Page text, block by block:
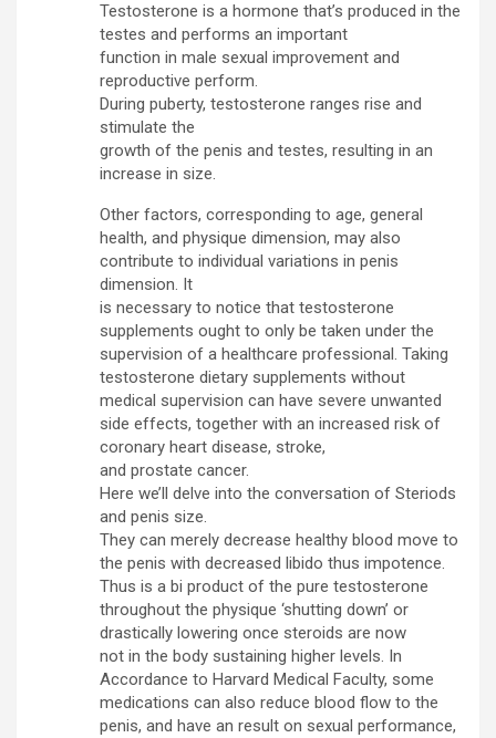
Testosterone is a hormone that’s produced in the
testes and performs an important
function in male sexual improvement and
reproductive perform.
During puberty, testosterone ranges rise and
stimulate the
growth of the penis and testes, resulting in an
increase in size.
Other factors, corresponding to age, general
health, and physique dimension, may also
contribute to individual variations in penis
dimension. It
is necessary to notice that testosterone
supplements ought to only be taken under the
supervision of a healthcare professional. Taking
testosterone dietary supplements without
medical supervision can have severe unwanted
side effects, together with an increased risk of
coronary heart disease, stroke,
and prostate cancer.
Here we’ll delve into the conversation of Steriods
and penis size.
They can merely decrease healthy blood move to
the penis with decreased libido thus impotence.
Thus is a bi product of the pure testosterone
throughout the physique ‘shutting down’ or
drastically lowering once steroids are now
not in the body sustaining higher levels. In
Accordance to Harvard Medical Faculty, some
medications can also reduce blood flow to the
penis, and have an result on sexual performance,